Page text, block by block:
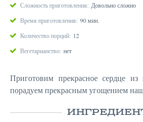
Сложность приготовления: Довольно сложно
Время приготовления: 90 мин.
Количество порций: 12
Вегетарианство: нет
Приготовим прекрасное сердце из
порадуем прекрасным угощением